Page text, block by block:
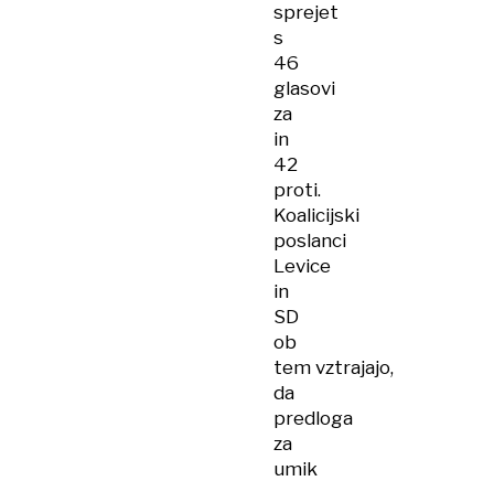
sprejet
s
46
glasovi
za
in
42
proti.
Koalicijski
poslanci
Levice
in
SD
ob
tem vztrajajo,
da
predloga
za
umik